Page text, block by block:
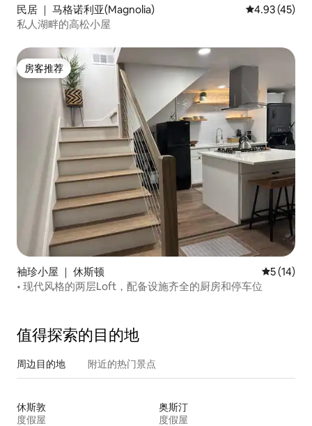
民居 ｜ 马格诺利亚(Magnolia) 平均评分
4.93 (45)
私人湖畔的高松小屋
房客推荐
房客推荐
袖珍小屋 ｜ 休斯顿 平均评分
5 (14)
• 现代风格的两层Loft，配备设施齐全的厨房和停车位
值得探索的目的地
周边目的地 附近的热门景点
休斯敦
度假屋
奥斯汀
度假屋